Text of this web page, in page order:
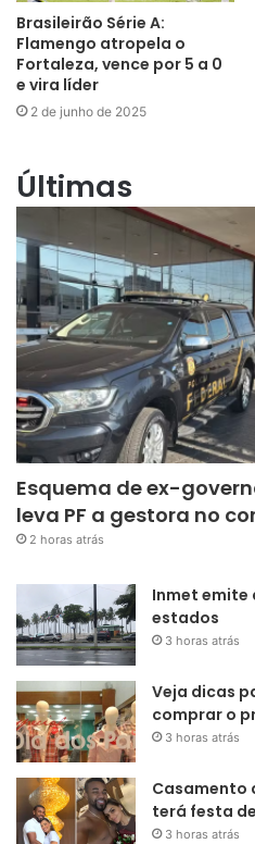
Brasileirão Série A:
Flamengo atropela o
Fortaleza, vence por 5 a 0
e vira líder
2 de junho de 2025
Últimas
Esquema de ex-
leva PF a gestora no
2 horas atrás
Inmet emite
estados
3 horas atrás
Veja dicas
comprar o
3 horas atrás
Casamento
terá festa
3 horas atrás